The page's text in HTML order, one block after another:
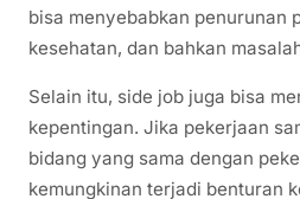
bisa menyebabkan penurunan
kesehatan, dan bahkan
Selain itu, side job juga bisa
kepentingan. Jika pekerjaan
bidang yang sama dengan
kemungkinan terjadi benturan